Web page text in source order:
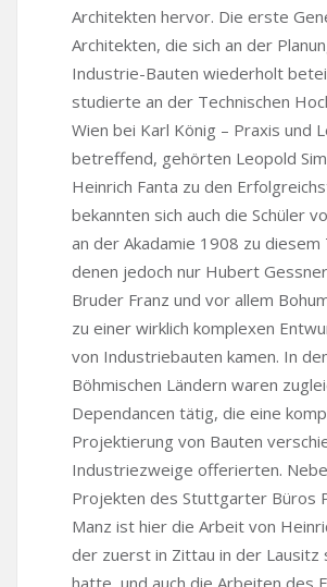
Architekten hervor. Die erste
Architekten, die sich an der
Industrie-Bauten wiederholt
studierte an der Technischen
Wien bei Karl König – Praxis und
betreffend, gehörten Leopold
Heinrich Fanta zu den
bekannten sich auch die Schüler
an der Akadamie 1908 zu diesem
denen jedoch nur Hubert
Bruder Franz und vor allem
zu einer wirklich komplexen
von Industriebauten kamen. In
Böhmischen Ländern waren
Dependancen tätig, die eine
Projektierung von Bauten
Industriezweige offerierten.
Projekten des Stuttgarter Büros
Manz ist hier die Arbeit von
der zuerst in Zittau in der Lausitz
hatte, und auch die Arbeiten des